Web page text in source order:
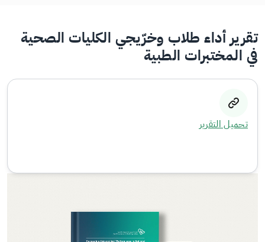
تقرير أداء طلاب وخرّيجي الكليات الصحية
في المختبرات الطبية
تحميل التقرير